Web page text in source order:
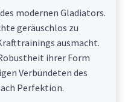
modernen Gladiators.
geräuschlos zu
ausmacht.
ihrer Form
Verbündeten des
Perfektion.